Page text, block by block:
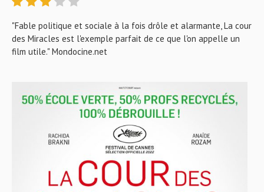
"Fable politique et sociale à la fois drôle et alarmante, La cour
des Miracles est l'exemple parfait de ce que l'on appelle un
film utile." Mondocine.net